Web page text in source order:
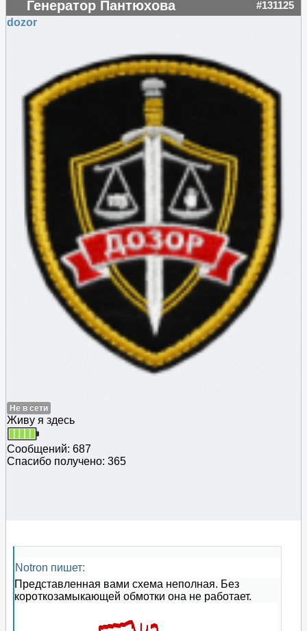
Генератор Пантюхова #131125
dozor
Не в сети
Живу я здесь
Сообщений: 687
Спасибо получено: 365
Notron пишет:
Представленная вами схема неполная. Без
короткозамыкающей обмотки она не работает.